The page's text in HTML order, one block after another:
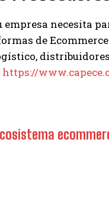
necesita
de
https://